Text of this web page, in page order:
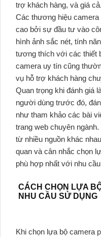
trợ khách hàng, và giá cả.
Các thương hiệu
cao bởi sự đầu tư vào
hình ảnh sắc nét, tính
tương thích với các thiết
camera uy tín cũng
vụ hỗ trợ khách hàng
Quan trọng khi đánh giá
người dùng trước đó,
như tham khảo các bài
trang web chuyên
từ nhiều nguồn khác
quan và cân nhắc chọn
phù hợp nhất với nhu
CÁCH CHỌN LỰA
NHU CẦU SỬ DỤNG
Khi chọn lựa bộ camera